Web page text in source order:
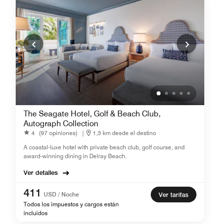
The Seagate Hotel, Golf & Beach Club,
Autograph Collection
4 (97 opiniones) |
1,3 km desde el destino
A coastal-luxe hotel with private beach club, golf course, and
award-winning dining in Delray Beach.
Ver detalles
411
USD / Noche
Todos los impuestos y cargos están
incluidos
Ver tarifas